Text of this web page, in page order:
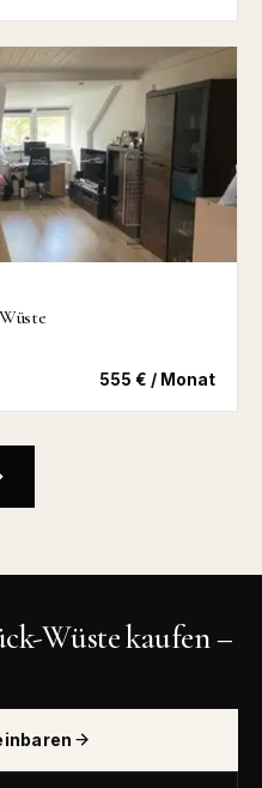
555 € / Monat
Wüste kaufen –